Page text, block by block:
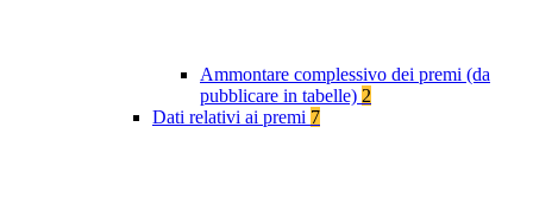
Ammontare complessivo dei premi (da
pubblicare in tabelle) 2
Dati relativi ai premi 7